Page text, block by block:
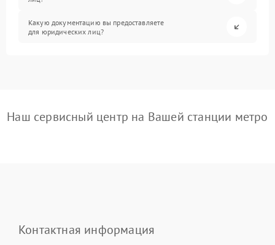
Какую документацию вы предоставляете
для юридических лиц?
Наш сервисный центр на Вашей станции метро
Контактная информация